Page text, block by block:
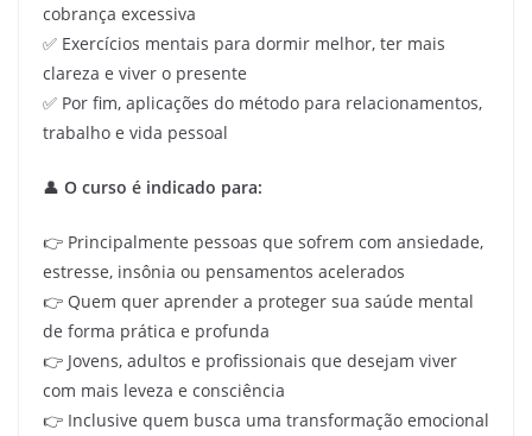
cobrança excessiva
✅ Exercícios mentais para dormir melhor, ter mais
clareza e viver o presente
✅ Por fim, aplicações do método para relacionamentos,
trabalho e vida pessoal
👤 O curso é indicado para:
👉 Principalmente pessoas que sofrem com ansiedade,
estresse, insônia ou pensamentos acelerados
👉 Quem quer aprender a proteger sua saúde mental
de forma prática e profunda
👉 Jovens, adultos e profissionais que desejam viver
com mais leveza e consciência
👉 Inclusive quem busca uma transformação emocional